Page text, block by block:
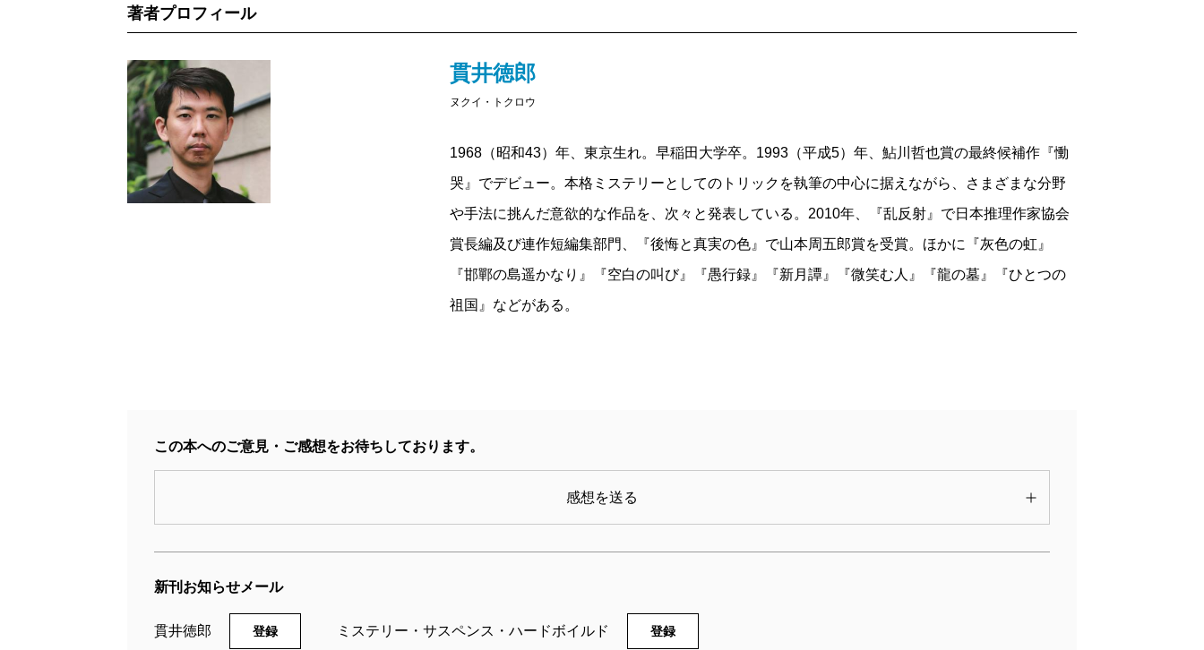
著者プロフィール
貫井徳郎
ヌクイ・トクロウ
1968（昭和43）年、東京生れ。早稲田大学卒。1993（平成5）年、鮎川哲也賞の最終候補作『慟
哭』でデビュー。本格ミステリーとしてのトリックを執筆の中心に据えながら、さまざまな分野
や手法に挑んだ意欲的な作品を、次々と発表している。2010年、『乱反射』で日本推理作家協会
賞長編及び連作短編集部門、『後悔と真実の色』で山本周五郎賞を受賞。ほかに『灰色の虹』
『邯鄲の島遥かなり』『空白の叫び』『愚行録』『新月譚』『微笑む人』『龍の墓』『ひとつの
祖国』などがある。
この本へのご意見・ご感想をお待ちしております。
感想を送る
新刊お知らせメール
貫井徳郎 登録 ミステリー・サスペンス・ハードボイルド 登録